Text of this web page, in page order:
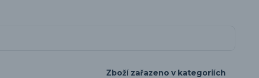
Zboží zařazeno v kategoriích